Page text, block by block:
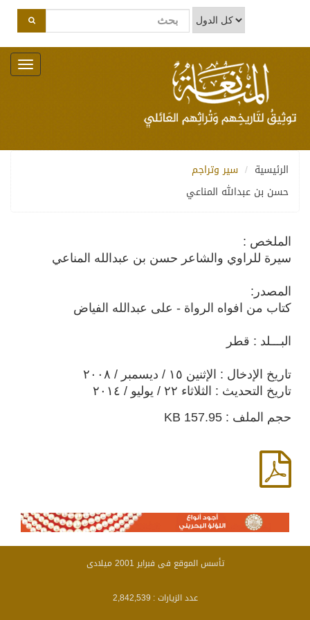
Toggle
navigation
الرئيسية
سير وتراجم
حسن بن عبدالله المناعي
الملخص :
سيرة للراوي والشاعر حسن بن عبدالله المناعي
المصدر:
كتاب من افواه الرواة - على عبدالله الفياض
البـــلد : قطر
تاريخ الإدخال : الإثنين ١٥ / ديسمبر / ٢٠٠٨
تاريخ التحديث : الثلاثاء ٢٢ / يوليو / ٢٠١٤
حجم الملف : 157.95 KB
تأسس الموقع فى فبراير 2001 ميلادى
عدد الزيارات : 2,842,539